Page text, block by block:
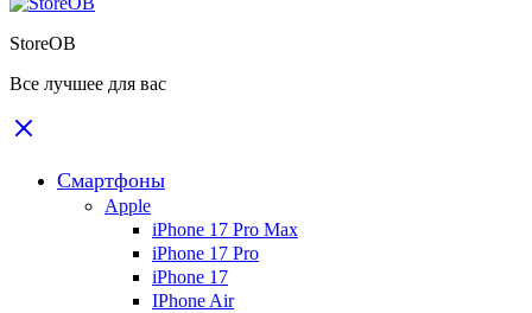
StoreOB
Все лучшее для вас
Смартфоны
Apple
iPhone 17 Pro Max
iPhone 17 Pro
iPhone 17
IPhone Air